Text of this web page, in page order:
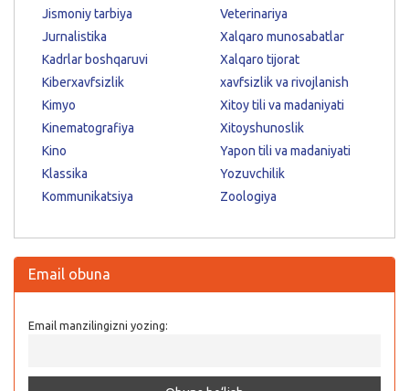
Jismoniy tarbiya
Jurnalistika
Kadrlar boshqaruvi
Kiberxavfsizlik
Kimyo
Kinematografiya
Kino
Klassika
Kommunikatsiya
Veterinariya
Xalqaro munosabatlar
Xalqaro tijorat
xavfsizlik va rivojlanish
Xitoy tili va madaniyati
Xitoyshunoslik
Yapon tili va madaniyati
Yozuvchilik
Zoologiya
Email obuna
Email manzilingizni yozing: